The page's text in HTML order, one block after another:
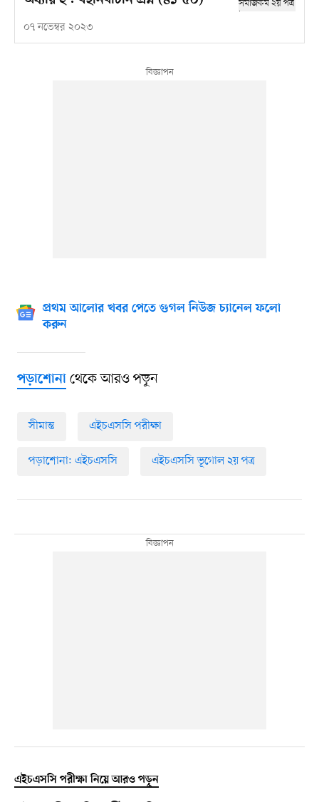
০৭ নভেম্বর ২০২৩
প্রথম আলোর খবর পেতে গুগল নিউজ চ্যানেল ফলো
করুন
পড়াশোনাথেকে আরও পড়ুন
সীমান্ত এইচএসসি পরীক্ষা
পড়াশোনা: এইচএসসি এইচএসসি ভূগোল ২য় পত্র
এইচএসসি পরীক্ষা নিয়ে আরও পড়ুন